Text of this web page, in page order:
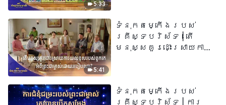
5:33
5:41
ទំនុកតម្កើង​របស់​
គ្រីស្ទបរិស័ទ​ | តើ
មនុស្សគួរដោះស្រាយការ
២០២៦
ទំនុកតម្កើង​របស់​
គ្រីស្ទបរិស័ទ | ការ